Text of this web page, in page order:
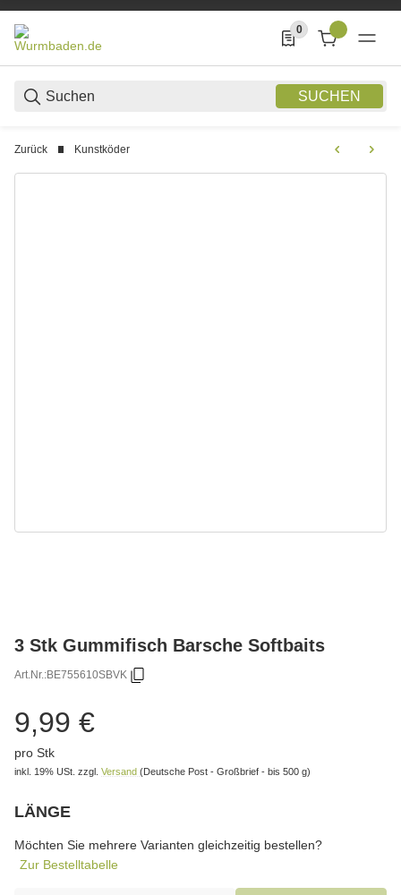
SUCHEN
0
0 Produkte in der
Zurück Kunstköder
3 Stk Gummifisch Barsche Softbaits
Art.Nr.:BE755610SBVK
9,99 €
pro Stk
inkl. 19% USt. zzgl. Versand (Deutsche Post - Großbrief - bis 500 g)
LÄNGE
Möchten Sie mehrere Varianten gleichzeitig bestellen?
Zur Bestelltabelle